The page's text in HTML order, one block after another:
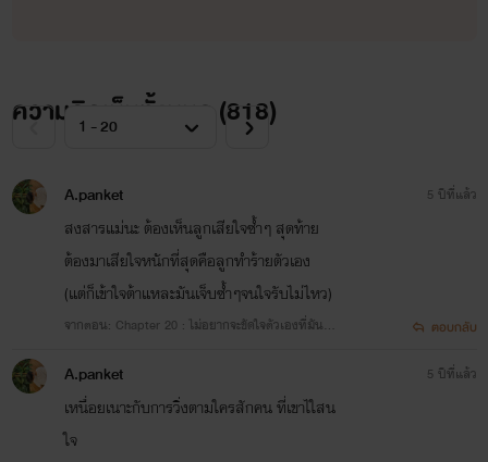
ความคิดเห็นทั้งหมด (818)
A.panket
สงสารแม่นะ ต้องเห็นลูกเสียใจซ้ำๆ สุดท้าย
ต้องมาเสียใจหนักที่สุดคือลูกทำร้ายตัวเอง
(แต่ก็เข้าใจต้าแหละมันเจ็บซ้ำๆจนใจรับไม่ไหว)
จากตอน: Chapter 20 : ไม่อยากจะขัดใจตัวเองที่มันช
5 ปีที่แล้ว
ตอบกลับ
A.panket
เหนื่อยเนาะกับการวิ่งตามใครสักคน ที่เขาไใสน
ใจ
5 ปีที่แล้ว